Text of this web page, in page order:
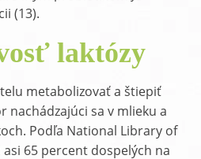
(13).
laktózy
metabolizovať a štiepiť
nachádzajúci sa v mlieku a
Podľa National Library of
asi 65 percent dospelých na